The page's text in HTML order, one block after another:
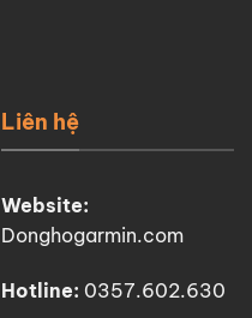
Liên hệ
Website:
Donghogarmin.com
Hotline: 0357.602.630